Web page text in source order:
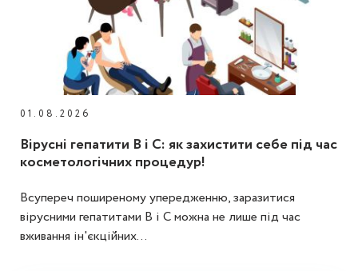
01.08.2026
Вірусні гепатити В і С: як захистити себе під час
косметологічних процедур!
Всупереч поширеному упередженню, заразитися
вірусними гепатитами В і С можна не лише під час
вживання ін'єкційних...